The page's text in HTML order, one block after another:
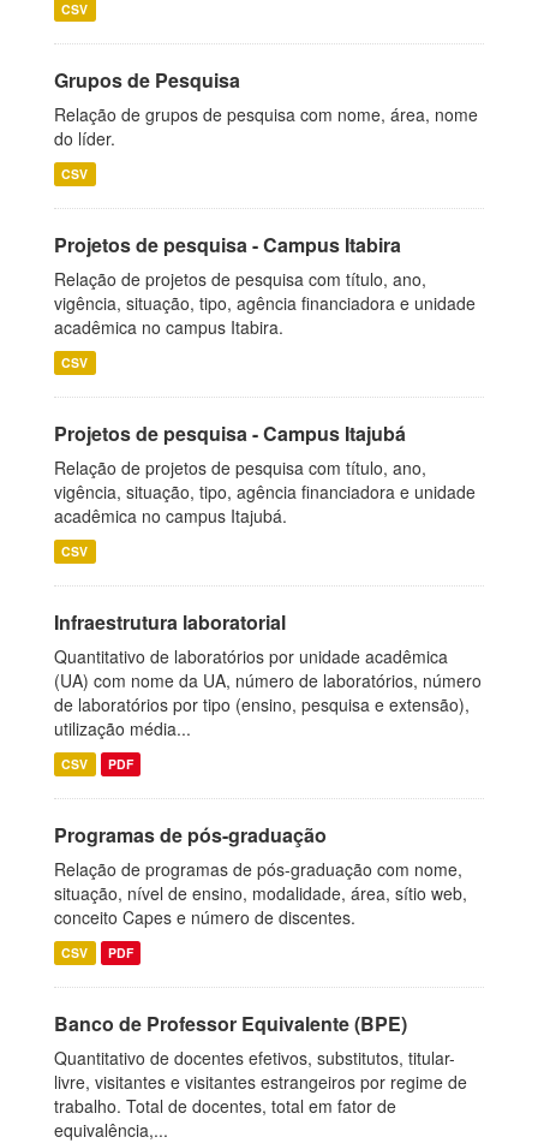
CSV
Grupos de Pesquisa
Relação de grupos de pesquisa com nome, área, nome
do líder.
CSV
Projetos de pesquisa - Campus Itabira
Relação de projetos de pesquisa com título, ano,
vigência, situação, tipo, agência financiadora e unidade
acadêmica no campus Itabira.
CSV
Projetos de pesquisa - Campus Itajubá
Relação de projetos de pesquisa com título, ano,
vigência, situação, tipo, agência financiadora e unidade
acadêmica no campus Itajubá.
CSV
Infraestrutura laboratorial
Quantitativo de laboratórios por unidade acadêmica
(UA) com nome da UA, número de laboratórios, número
de laboratórios por tipo (ensino, pesquisa e extensão),
utilização média...
CSV PDF
Programas de pós-graduação
Relação de programas de pós-graduação com nome,
situação, nível de ensino, modalidade, área, sítio web,
conceito Capes e número de discentes.
CSV PDF
Banco de Professor Equivalente (BPE)
Quantitativo de docentes efetivos, substitutos, titular-
livre, visitantes e visitantes estrangeiros por regime de
trabalho. Total de docentes, total em fator de
equivalência,...